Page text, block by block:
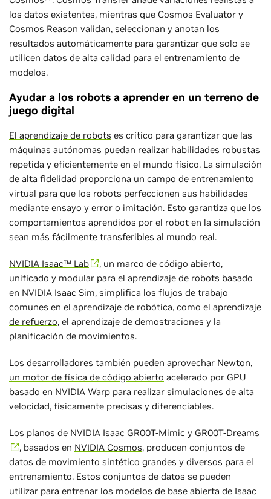
los datos existentes, mientras que Cosmos Evaluator y
Cosmos Reason validan, seleccionan y anotan los
resultados automáticamente para garantizar que solo se
utilicen datos de alta calidad para el entrenamiento de
modelos.
Ayudar a los robots a aprender en un terreno de
juego digital
El aprendizaje de robots es crítico para garantizar que las
máquinas autónomas puedan realizar habilidades robustas
repetida y eficientemente en el mundo físico. La simulación
de alta fidelidad proporciona un campo de entrenamiento
virtual para que los robots perfeccionen sus habilidades
mediante ensayo y error o imitación. Esto garantiza que los
comportamientos aprendidos por el robot en la simulación
sean más fácilmente transferibles al mundo real.
NVIDIA Isaac™ Lab
, un marco de código abierto,
unificado y modular para el aprendizaje de robots basado
en NVIDIA Isaac Sim, simplifica los flujos de trabajo
comunes en el aprendizaje de robótica, como el aprendizaje
de refuerzo, el aprendizaje de demostraciones y la
planificación de movimientos.
Los desarrolladores también pueden aprovechar Newton,
un motor de física de código abierto acelerado por GPU
basado en NVIDIA Warp para realizar simulaciones de alta
velocidad, físicamente precisas y diferenciables.
Los planos de NVIDIA Isaac GR00T-Mimic y GR00T-Dreams
, basados en NVIDIA Cosmos, producen conjuntos de
datos de movimiento sintético grandes y diversos para el
entrenamiento. Estos conjuntos de datos se pueden
utilizar para entrenar los modelos de base abierta de Isaac